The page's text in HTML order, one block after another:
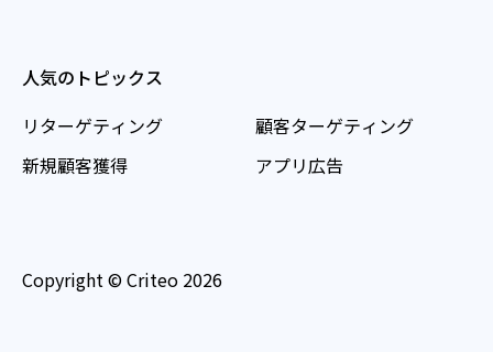
人気のトピックス
リターゲティング
新規顧客獲得
顧客ターゲティング
アプリ広告
Copyright © Criteo 2026